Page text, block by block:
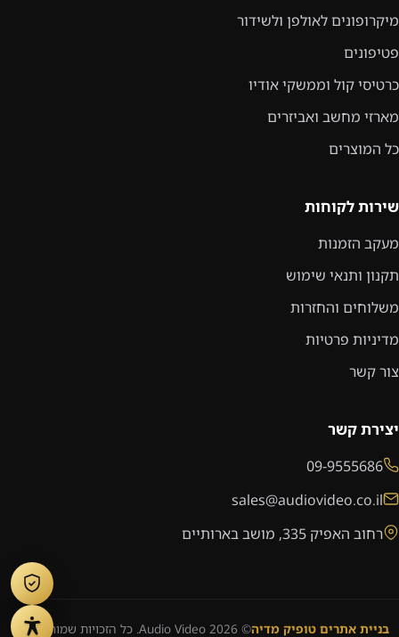
מיקרופונים לאולפן ולשידור
פטיפונים
כרטיסי קול וממשקי אודיו
מארזי מחשב ואביזרים
כל המוצרים
שירות לקוחות
מעקב הזמנות
תקנון ותנאי שימוש
משלוחים והחזרות
מדיניות פרטיות
צור קשר
יצירת קשר
09-9555686
sales@audiovideo.co.il
רחוב האפיק 335, מושב בארותיים
בניית אתרים טופיק מדיה© 2026 Audio Video. כל הזכויות שמורות.